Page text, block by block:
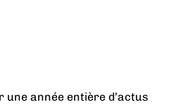
une année entière d’actus